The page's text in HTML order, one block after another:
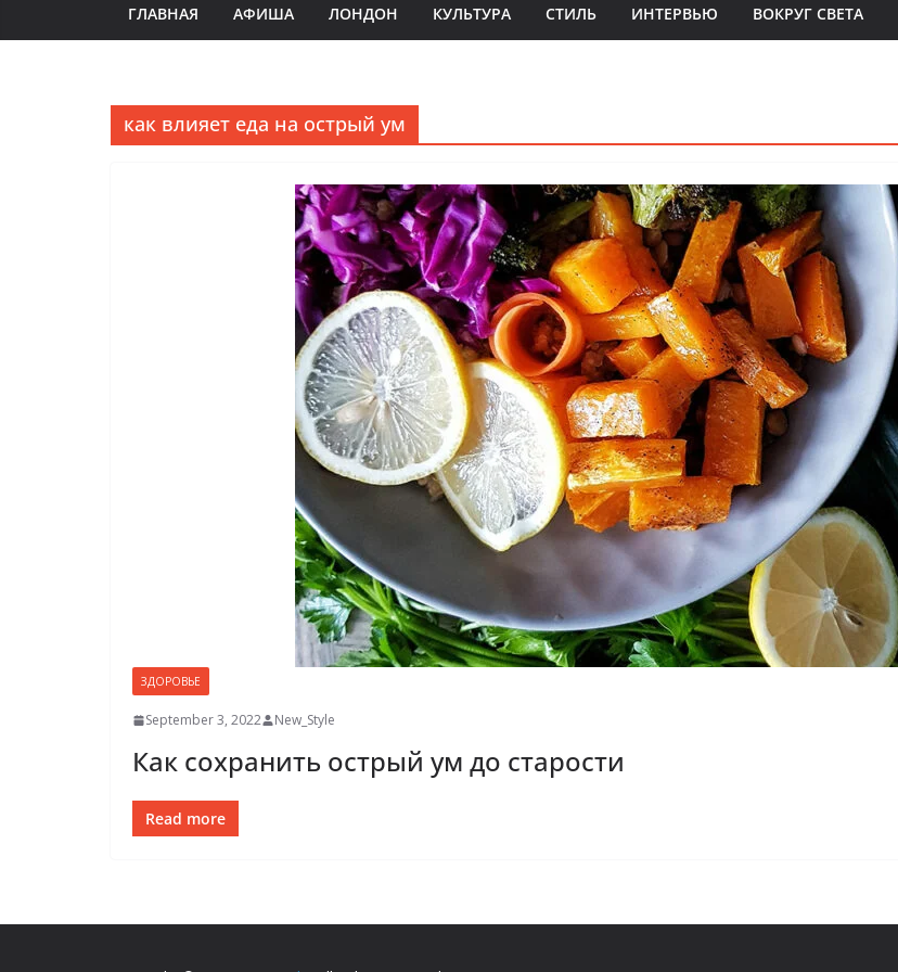
ГЛАВНАЯ АФИША ЛОНДОН КУЛЬТУРА СТИЛЬ ИНТЕРВЬЮ ВОКРУГ СВЕТА
как влияет еда на острый ум
ЗДОРОВЬЕ
September 3, 2022 New_Style
Как сохранить острый ум до старости
Read more